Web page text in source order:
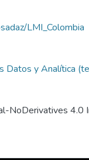
LMI_Colombia
Datos y Analítica